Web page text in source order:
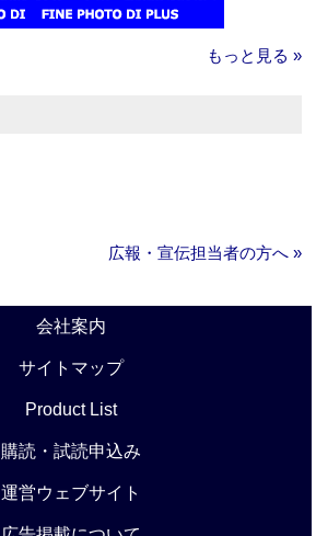
もっと見る »
広報・宣伝担当者の方へ »
会社案内
サイトマップ
Product List
購読・試読申込み
運営ウェブサイト